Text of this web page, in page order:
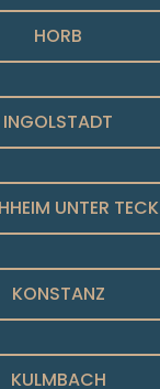
HORB
INGOLSTADT
UNTER TECK
KONSTANZ
KULMBACH